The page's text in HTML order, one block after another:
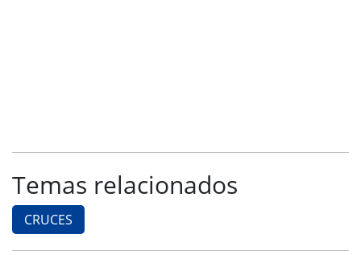
Temas relacionados
CRUCES